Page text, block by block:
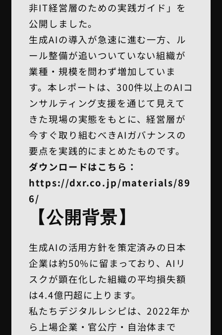
非IT経営層のための実践ガイド」を
公開しました。
生成AIの導入が急速に進む一方、ル
ール整備が追いついていない組織が
業種・規模を問わず増加していま
す。本レポートは、300件以上のAIコ
ンサルティング支援を通じて見えて
きた現場の実態をもとに、経営層が
今すぐ取り組むべきAIガバナンスの
要点を実践的にまとめたものです。
ダウンロードはこちら：
https://dxr.co.jp/materials/89
6/
【公開背景】
生成AIの活用方針を策定済みの日本
企業は約50%に留まっており、AIリ
スクが顕在化した組織の平均損失額
は4.4億円超に上ります。
私たちデジタルレシピは、2022年か
ら上場企業・官公庁・自治体まで